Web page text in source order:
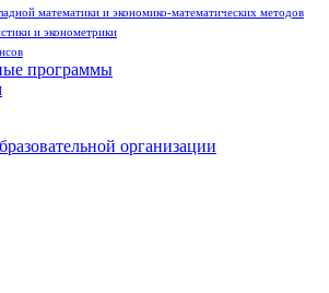
математики и экономико-математических методов
и эконометрики
программы
организации